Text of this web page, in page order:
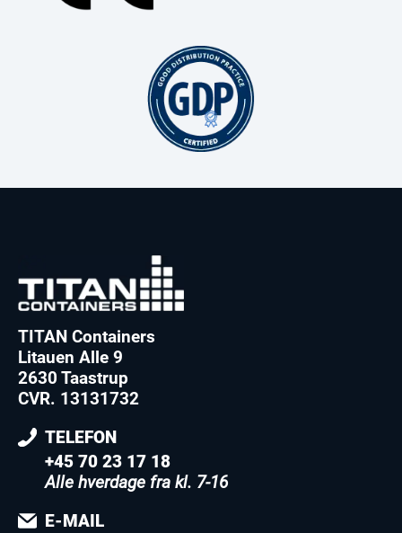
TITAN Containers
Litauen Alle 9
2630 Taastrup
CVR. 13131732
TELEFON
+45 70 23 17 18
Alle hverdage fra kl. 7-16
E-MAIL